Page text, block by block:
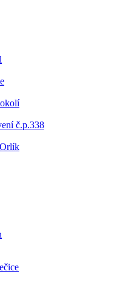
č.p.338